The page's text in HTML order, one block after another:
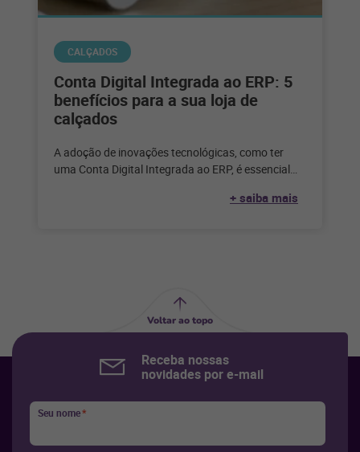
CALÇADOS
Conta Digital Integrada ao ERP: 5
benefícios para a sua loja de
calçados
A adoção de inovações tecnológicas, como ter
uma Conta Digital Integrada ao ERP, é essencial
+ saiba mais
Voltar ao topo
Receba nossas
novidades por e-mail
Seu nome*